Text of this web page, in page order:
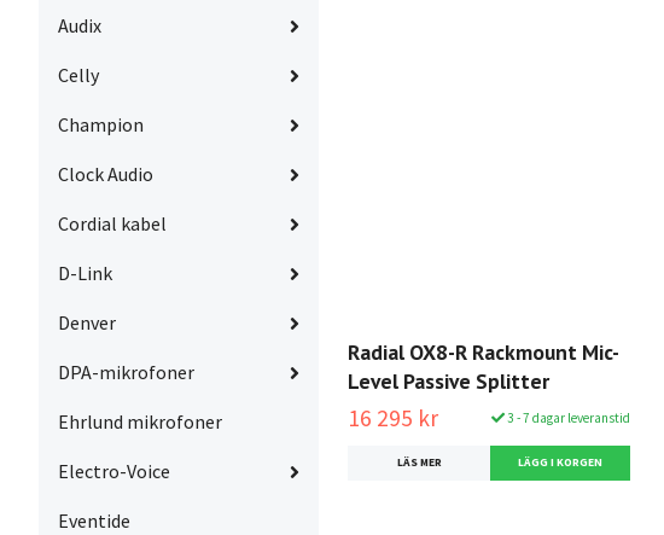
Audix
Celly
Champion
Clock Audio
Cordial kabel
D-Link
Denver
DPA-mikrofoner
Ehrlund mikrofoner
Electro-Voice
Eventide
Radial OX8-R Rackmount Mic-
Level Passive Splitter
16 295 kr 3 - 7 dagar leveranstid
LÄS MER